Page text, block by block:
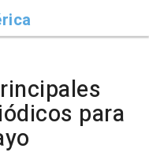
para